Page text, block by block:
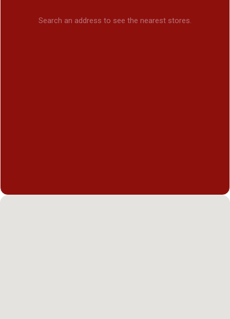
Search an address to see the nearest stores.